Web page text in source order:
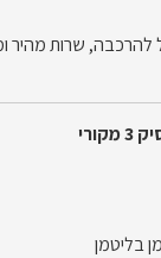
להרכבה, שרות מהיר